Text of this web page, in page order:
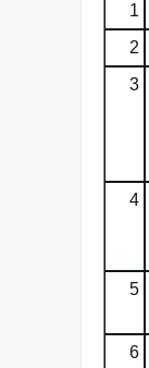
1
2
3
4
5
6